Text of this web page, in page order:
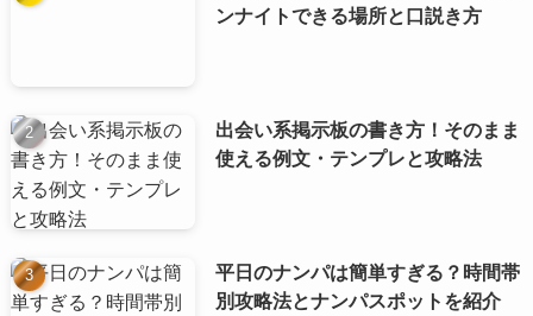
ンナイトできる場所と口説き方
出会い系掲示板の書き方！そのまま
使える例文・テンプレと攻略法
平日のナンパは簡単すぎる？時間帯
別攻略法とナンパスポットを紹介